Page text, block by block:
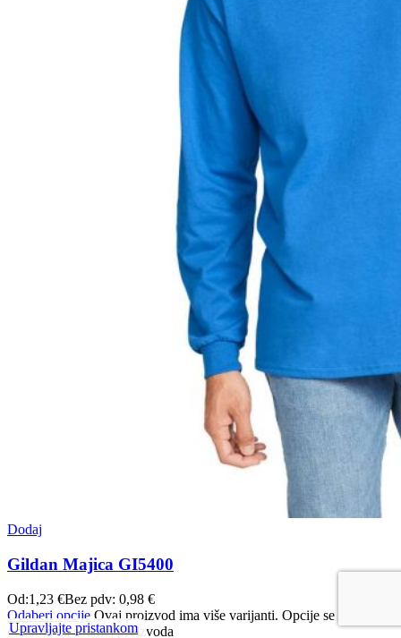
Dodaj
Gildan Majica GI5400
Od:1,23 €Bez pdv: 0,98 €
Odaberi opcije Ovaj proizvod ima više varijanti. Opcije se mogu
odabrati na stranici proizvoda
Upravljajte pristankom